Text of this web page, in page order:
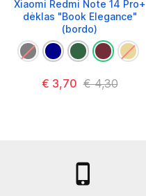
Xiaomi Redmi Note 14 Pro+
dėklas "Book Elegance"
(bordo)
€ 3,70 € 4,30
